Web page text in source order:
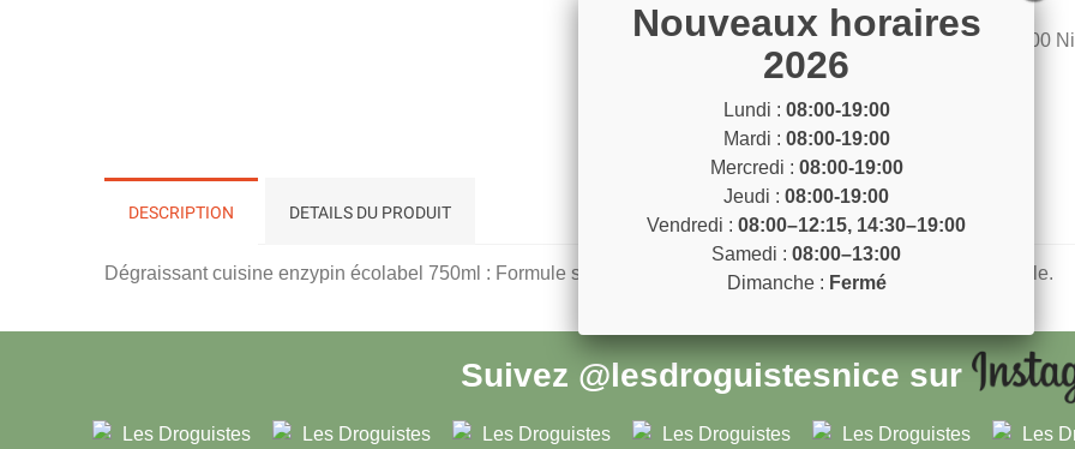
54 Bd de Riquier 06300
DESCRIPTION DETAILS DU PRODUIT
Dégraissant cuisine enzypin écolabel 750ml : Formule sans conservateur 92 % d’ingrédients d’origine naturelle.
Suivez @lesdroguistesnice sur
Nouveaux horaires
2026
Lundi : 08:00-19:00
Mardi : 08:00-19:00
Mercredi : 08:00-19:00
Jeudi : 08:00-19:00
Vendredi : 08:00–12:15, 14:30–19:00
Samedi : 08:00–13:00
Dimanche : Fermé